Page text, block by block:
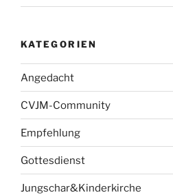
KATEGORIEN
Angedacht
CVJM-Community
Empfehlung
Gottesdienst
Jungschar&Kinderkirche